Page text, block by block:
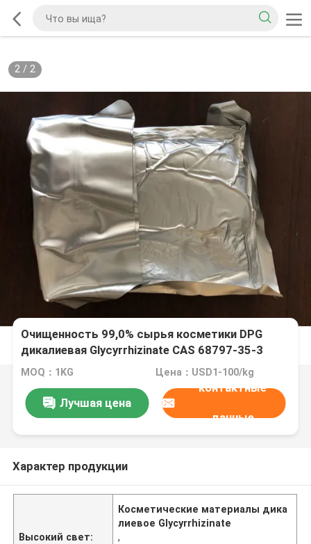
2/ 2
Очищенность 99,0% сырья косметики DPG
дикалиевая Glycyrrhizinate CAS 68797-35-3
MOQ：1KG Цена：USD1-100/kg
Лучшая цена
контактные
данные
Характер продукции
Высокий свет:
Косметические материалы дика
лиевое Glycyrrhizinate
,